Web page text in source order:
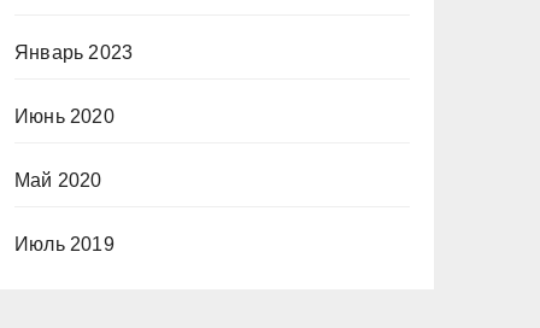
Январь 2023
Июнь 2020
Май 2020
Июль 2019